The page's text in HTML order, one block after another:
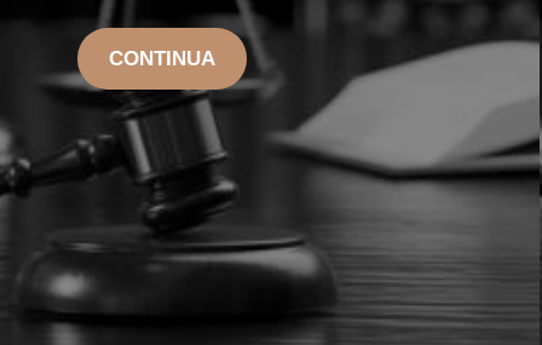
CONTINUA